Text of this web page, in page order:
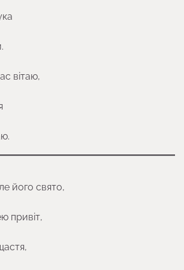
вітаю,
його свято,
привіт,